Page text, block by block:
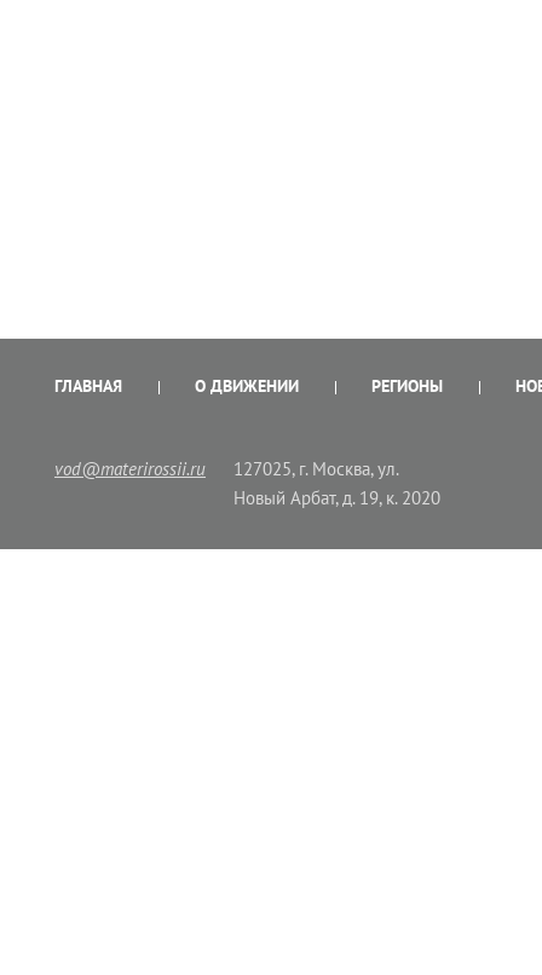
ГЛАВНАЯ О ДВИЖЕНИИ РЕГИОНЫ
vod@materirossii.ru
127025, г. Москва, ул.
Новый Арбат, д. 19, к. 2020